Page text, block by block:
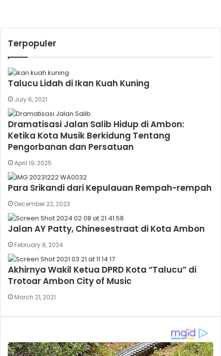
Terpopuler
Talucu Lidah di Ikan Kuah Kuning
July 6, 2021
Dramatisasi Jalan Salib Hidup di Ambon:
Ketika Kota Musik Berkidung Tentang
Pengorbanan dan Persatuan
April 19, 2025
Para Srikandi dari Kepulauan Rempah-rempah
December 22, 2023
Jalan AY Patty, Chinesestraat di Kota Ambon
February 8, 2024
Akhirnya Wakil Ketua DPRD Kota “Talucu” di
Trotoar Ambon City of Music
March 21, 2021